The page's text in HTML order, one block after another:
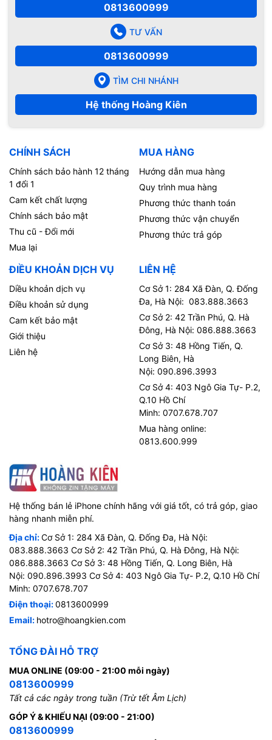
0813600999
TƯ VẤN
0813600999
TÌM CHI NHÁNH
Hệ thống Hoàng Kiên
CHÍNH SÁCH
Chính sách bảo hành 12 tháng
1 đổi 1
Cam kết chất lượng
Chính sách bảo mật
Thu cũ - Đổi mới
Mua lại
MUA HÀNG
Hướng dẫn mua hàng
Quy trình mua hàng
Phương thức thanh toán
Phương thức vận chuyển
Phương thức trả góp
ĐIỀU KHOẢN DỊCH VỤ
Diều khoản dịch vụ
Điều khoản sử dụng
Cam kết bảo mật
Giới thiệu
Liên hệ
LIÊN HỆ
Cơ Sở 1: 284 Xã Đàn, Q. Đống
Đa, Hà Nội: 083.888.3663
Cơ Sở 2: 42 Trần Phú, Q. Hà
Đông, Hà Nội: 086.888.3663
Cơ Sở 3: 48 Hồng Tiến, Q.
Long Biên, Hà
Nội: 090.896.3993
Cơ Sở 4: 403 Ngô Gia Tự- P.2,
Q.10 Hồ Chí
Minh: 0707.678.707
Mua hàng online:
0813.600.999
Hệ thống bán lẻ iPhone chính hãng với giá tốt, có trả góp, giao
hàng nhanh miễn phí.
Địa chỉ:Cơ Sở 1: 284 Xã Đàn, Q. Đống Đa, Hà Nội:
083.888.3663 Cơ Sở 2: 42 Trần Phú, Q. Hà Đông, Hà Nội:
086.888.3663 Cơ Sở 3: 48 Hồng Tiến, Q. Long Biên, Hà
Nội: 090.896.3993 Cơ Sở 4: 403 Ngô Gia Tự- P.2, Q.10 Hồ Chí
Minh: 0707.678.707
Điện thoại:0813600999
Email: hotro@hoangkien.com
TỔNG ĐÀI HỖ TRỢ
MUA ONLINE (09:00 - 21:00 mỗi ngày)
0813600999
Tất cả các ngày trong tuần (Trừ tết Âm Lịch)
GÓP Ý & KHIẾU NẠI (09:00 - 21:00)
0813600999